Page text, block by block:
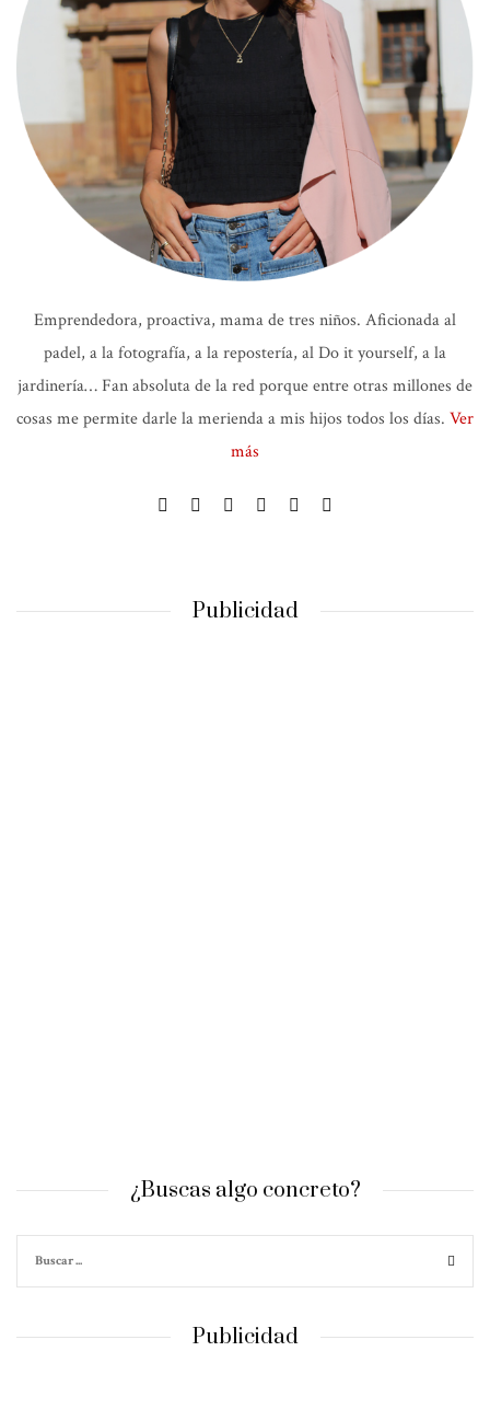
Emprendedora, proactiva, mama de tres niños. Aficionada al
padel, a la fotografía, a la repostería, al Do it yourself, a la
jardinería… Fan absoluta de la red porque entre otras millones de
cosas me permite darle la merienda a mis hijos todos los días. Ver
más
Publicidad
¿Buscas algo concreto?
Publicidad